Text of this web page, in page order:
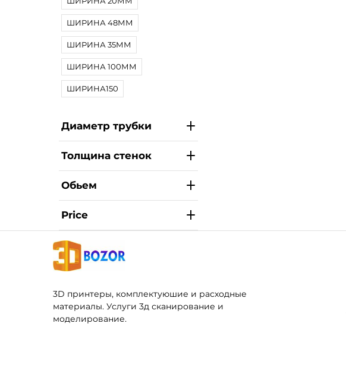
ШИРИНА 48ММ
ШИРИНА 35ММ
ШИРИНА 100ММ
ШИРИНА150
Диаметр трубки
Толщина стенок
Обьем
Price
3D принтеры, комплектуюшие и расходные
материалы. Услуги 3д сканирование и
моделирование.